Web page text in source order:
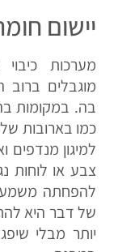
יישום
מערכות
מוגבלים ברוב
בה. במקומות
כמו בארובות
למיגון מנדפים
צבע או לוחות
להפחתה
של דבר היא
יותר מבלי